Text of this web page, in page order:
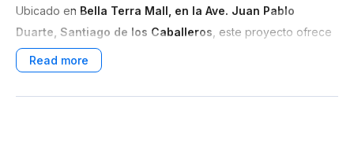
Ubicado en Bella Terra Mall, en la Ave. Juan Pablo
Duarte, Santiago de los Caballeros , este proyecto ofrece
20 oficinas privadas
hasta 135 m² de construcción
necesidades de cada compañía. Además, contará con200